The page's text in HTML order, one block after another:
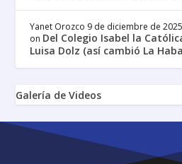
Yanet Orozco 9 de diciembre de 2025
on Del Colegio Isabel la
Luisa Dolz (así cambió La
Galería de Videos